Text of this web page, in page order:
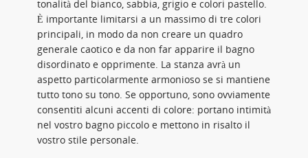
tonalità del bianco, sabbia, grigio e colori pastello.
È importante limitarsi a un massimo di tre colori
principali, in modo da non creare un quadro
generale caotico e da non far apparire il bagno
disordinato e opprimente. La stanza avrà un
aspetto particolarmente armonioso se si mantiene
tutto tono su tono. Se opportuno, sono ovviamente
consentiti alcuni accenti di colore: portano intimità
nel vostro bagno piccolo e mettono in risalto il
vostro stile personale.